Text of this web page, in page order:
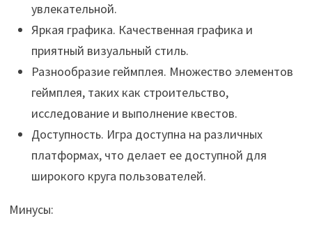
увлекательной.
Яркая графика. Качественная графика и
приятный визуальный стиль.
Разнообразие геймплея. Множество элементов
геймплея, таких как строительство,
исследование и выполнение квестов.
Доступность. Игра доступна на различных
платформах, что делает ее доступной для
широкого круга пользователей.
Минусы: